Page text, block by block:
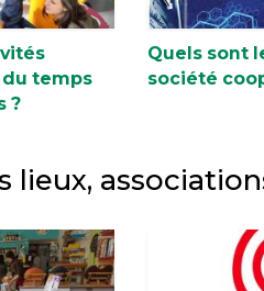
du temps
?
Quels sont
société
lieux,